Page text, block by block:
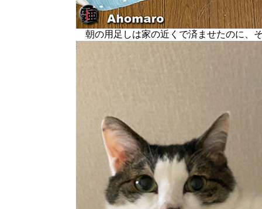
朝の用足しは家の近くで済ませたのに、